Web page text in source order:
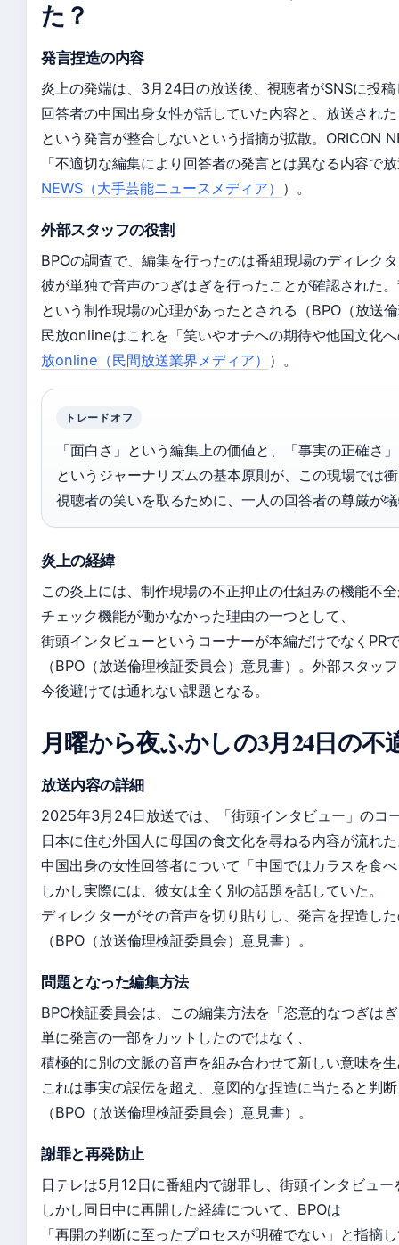
た？
発言捏造の内容
炎上の発端は、3月24日の放送後、視聴者がSNSに投
回答者の中国出身女性が話していた内容と、放送され
という発言が整合しないという指摘が拡散。ORICON
「不適切な編集により回答者の発言とは異なる内容で
NEWS（大手芸能ニュースメディア） ）。
外部スタッフの役割
BPOの調査で、編集を行ったのは番組現場のディレク
彼が単独で音声のつぎはぎを行ったことが確認された
という制作現場の心理があったとされる（BPO（放送
民放onlineはこれを「笑いやオチへの期待や他国文化
放online（民間放送業界メディア） ）。
トレードオフ
「面白さ」という編集上の価値と、「事実の正確さ」
というジャーナリズムの基本原則が、この現場では
視聴者の笑いを取るために、一人の回答者の尊厳が
炎上の経緯
この炎上には、制作現場の不正抑止の仕組みの機能不
チェック機能が働かなかった理由の一つとして、
街頭インタビューというコーナーが本編だけでなくPR
（BPO（放送倫理検証委員会）意見書）。外部スタッ
今後避けては通れない課題となる。
月曜から夜ふかしの3月24日の不
放送内容の詳細
2025年3月24日放送では、「街頭インタビュー」のコ
日本に住む外国人に母国の食文化を尋ねる内容が流れ
中国出身の女性回答者について「中国ではカラスを食
しかし実際には、彼女は全く別の話題を話していた。
ディレクターがその音声を切り貼りし、発言を捏造し
（BPO（放送倫理検証委員会）意見書）。
問題となった編集方法
BPO検証委員会は、この編集方法を「恣意的なつぎは
単に発言の一部をカットしたのではなく、
積極的に別の文脈の音声を組み合わせて新しい意味を
これは事実の誤伝を超え、意図的な捏造に当たると判
（BPO（放送倫理検証委員会）意見書）。
謝罪と再発防止
日テレは5月12日に番組内で謝罪し、街頭インタビュ
しかし同日中に再開した経緯について、BPOは
「再開の判断に至ったプロセスが明確でない」と指摘